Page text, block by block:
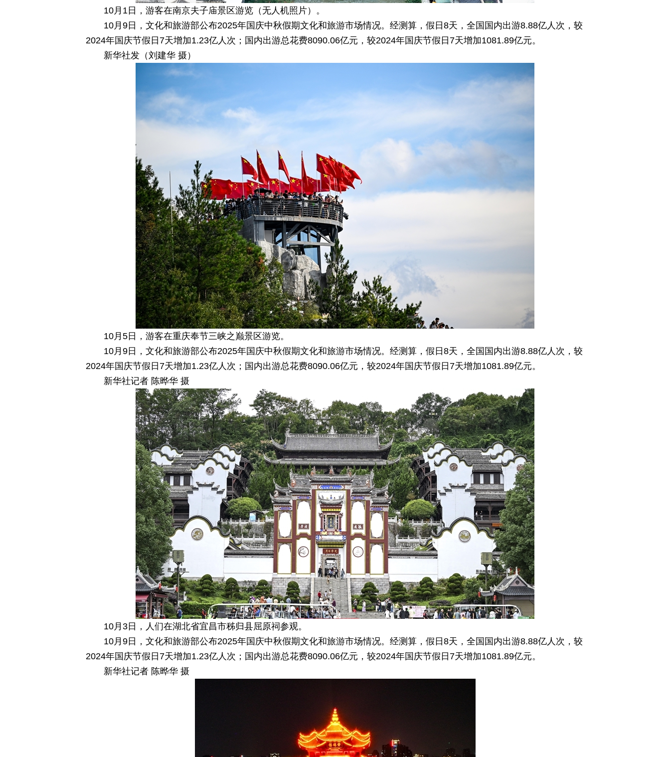
10月1日，游客在南京夫子庙景区游览（无人机照片）。
10月9日，文化和旅游部公布2025年国庆中秋假期文化和旅游市场情况。经测算，假日8天，全国国内出游8.88亿人次，较
2024年国庆节假日7天增加1.23亿人次；国内出游总花费8090.06亿元，较2024年国庆节假日7天增加1081.89亿元。
新华社发（刘建华 摄）
10月5日，游客在重庆奉节三峡之巅景区游览。
10月9日，文化和旅游部公布2025年国庆中秋假期文化和旅游市场情况。经测算，假日8天，全国国内出游8.88亿人次，较
2024年国庆节假日7天增加1.23亿人次；国内出游总花费8090.06亿元，较2024年国庆节假日7天增加1081.89亿元。
新华社记者 陈晔华 摄
10月3日，人们在湖北省宜昌市秭归县屈原祠参观。
10月9日，文化和旅游部公布2025年国庆中秋假期文化和旅游市场情况。经测算，假日8天，全国国内出游8.88亿人次，较
2024年国庆节假日7天增加1.23亿人次；国内出游总花费8090.06亿元，较2024年国庆节假日7天增加1081.89亿元。
新华社记者 陈晔华 摄